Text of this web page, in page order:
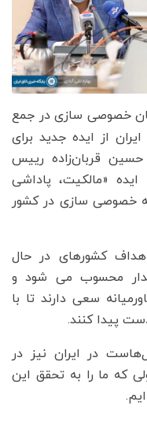
خصوصی سازی در جمع
ایران از ایده جدید برای
قربان‌زاده رییس
«مالکیت، پاداشی
خصوصی سازی در کشور
کشورهای در حال
محسوب می شود و
سعی دارند تا با
پیدا کنند.
در ایران نیز در
که ما را به تحقق این